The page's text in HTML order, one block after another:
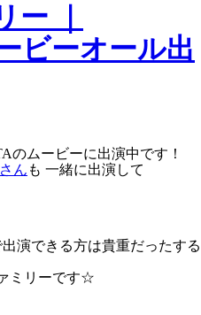
｜
ビーオール出
のムービーに出演中です！
ん も 一緒に出演して
演できる方は貴重だったする
ミリーです☆